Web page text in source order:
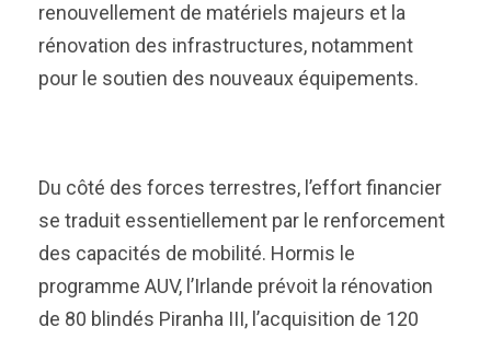
renouvellement de matériels majeurs et la
rénovation des infrastructures, notamment
pour le soutien des nouveaux équipements.
Du côté des forces terrestres, l’effort financier
se traduit essentiellement par le renforcement
des capacités de mobilité. Hormis le
programme AUV, l’Irlande prévoit la rénovation
de 80 blindés Piranha III, l’acquisition de 120